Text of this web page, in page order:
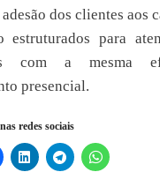
dos clientes aos
estruturados para
com a mesma
presencial.
redes sociais